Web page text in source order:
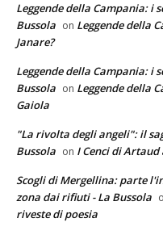
Leggende della Campania: i
Bussola on Leggende della
Janare?
Leggende della Campania: i
Bussola on Leggende della
Gaiola
"La rivolta degli angeli": il
Bussola on I Cenci di
Scogli di Mergellina: parte
zona dai rifiuti - La Bussola
riveste di poesia